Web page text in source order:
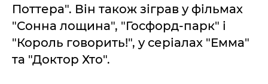
Поттера". Він також зіграв у фільмах
"Сонна лощина", "Госфорд-парк" і
"Король говорить!", у серіалах "Емма"
та "Доктор Хто".